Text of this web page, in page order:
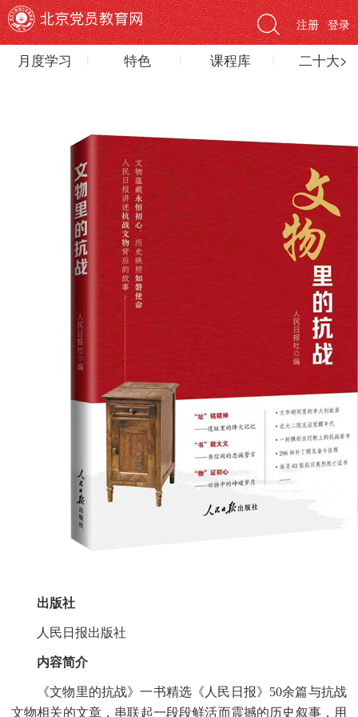
登录
注册
月度学习 特色 课程库 二十大>
出版社
人民日报出版社
内容简介
《文物里的抗战》一书精选《人民日报》 50余篇与抗战
文物相关的文章，串联起一段段鲜活而震撼的历史叙事，用